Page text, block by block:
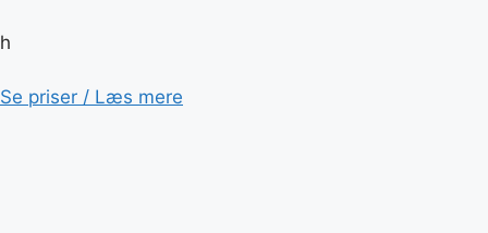
h
Se priser / Læs mere